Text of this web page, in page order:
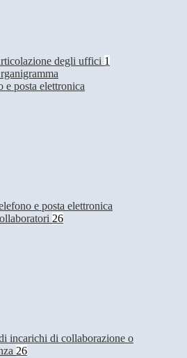
degli uffici 1
e posta elettronica
e posta elettronica
26
incarichi di collaborazione o
26